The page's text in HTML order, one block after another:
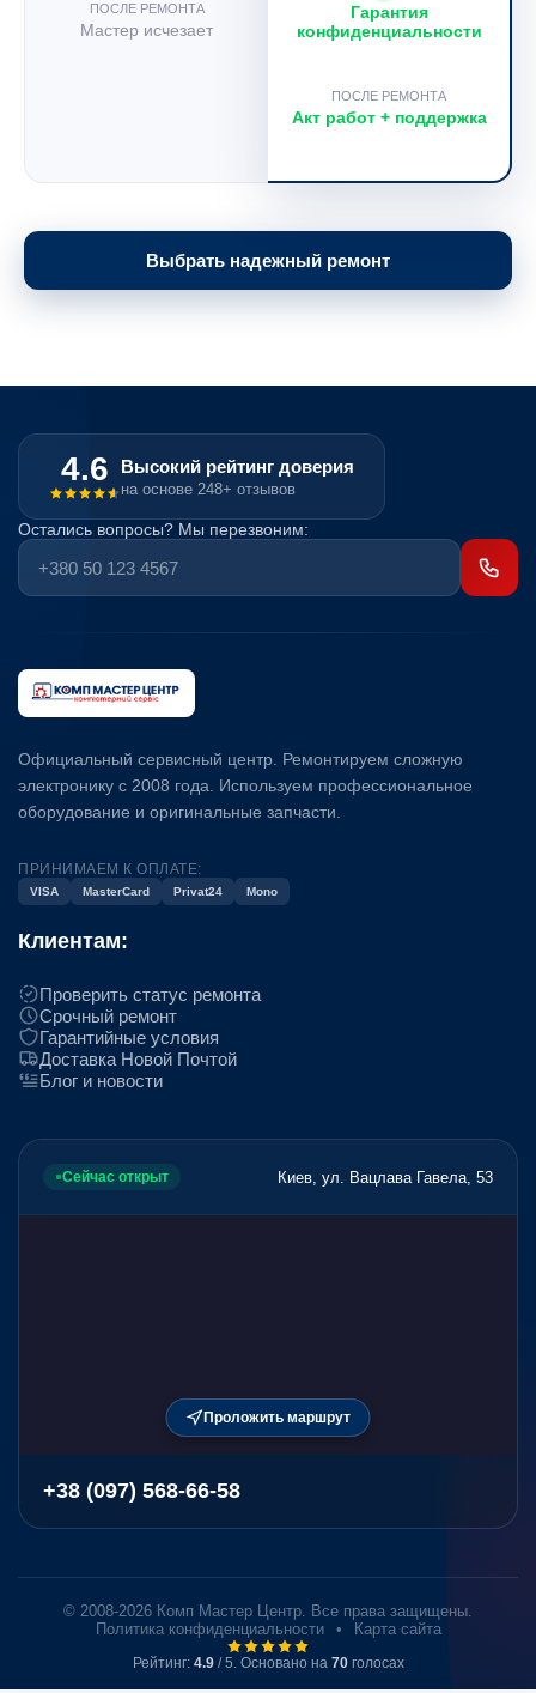
ПОСЛЕ РЕМОНТА
Мастер исчезает
Гарантия
конфиденциальности
ПОСЛЕ РЕМОНТА
Акт работ + поддержка
Выбрать надежный ремонт
4.6 Высокий рейтинг доверия
на основе 248+ отзывов
Остались вопросы? Мы перезвоним:
Официальный сервисный центр. Ремонтируем сложную
электронику с 2008 года. Используем профессиональное
оборудование и оригинальные запчасти.
ПРИНИМАЕМ К ОПЛАТЕ:
VISA MasterCard Privat24 Mono
Клиентам:
Проверить статус ремонта
Срочный ремонт
Гарантийные условия
Доставка Новой Почтой
Блог и новости
Сейчас открыт Киев, ул. Вацлава Гавела, 53
Проложить маршрут
+38 (097) 568-66-58
© 2008-2026 Комп Мастер Центр. Все права защищены.
Политика конфиденциальности
• Карта сайта
Рейтинг: 4.9/ 5. Основано на 70голосах